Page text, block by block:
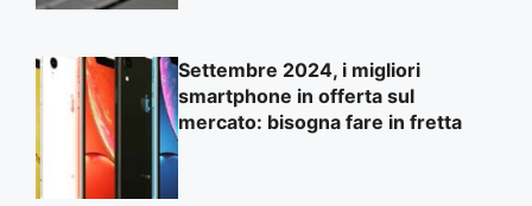
Settembre 2024, i migliori
smartphone in offerta sul
mercato: bisogna fare in fretta